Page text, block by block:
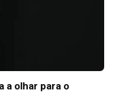
a olhar para o